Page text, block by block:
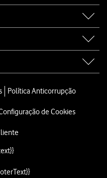
Política Anticorrupção
de Cookies